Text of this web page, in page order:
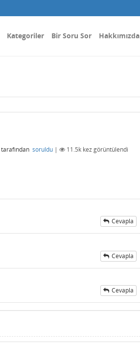
Kategoriler Bir Soru Sor Hakkımızda
tarafından soruldu | 11.5k kez görüntülendi
Cevapla
Cevapla
Cevapla